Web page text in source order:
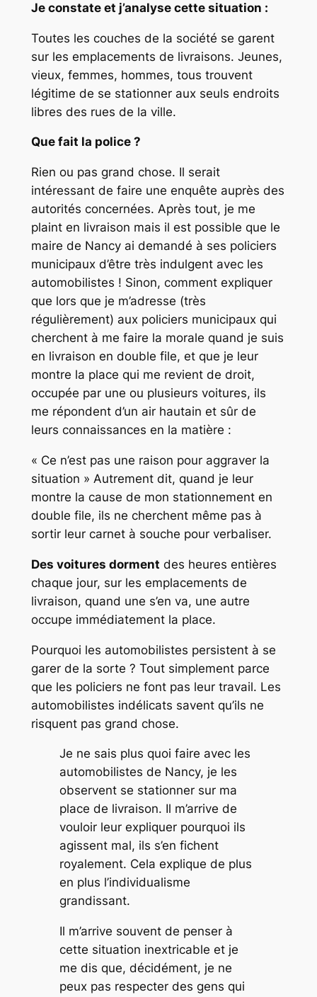
Je constate et j’analyse cette situation :
Toutes les couches de la société se garent
sur les emplacements de livraisons. Jeunes,
vieux, femmes, hommes, tous trouvent
légitime de se stationner aux seuls endroits
libres des rues de la ville.
Que fait la police ?
Rien ou pas grand chose. Il serait
intéressant de faire une enquête auprès des
autorités concernées. Après tout, je me
plaint en livraison mais il est possible que le
maire de Nancy ai demandé à ses policiers
municipaux d’être très indulgent avec les
automobilistes ! Sinon, comment expliquer
que lors que je m’adresse (très
régulièrement) aux policiers municipaux qui
cherchent à me faire la morale quand je suis
en livraison en double file, et que je leur
montre la place qui me revient de droit,
occupée par une ou plusieurs voitures, ils
me répondent d’un air hautain et sûr de
leurs connaissances en la matière :
« Ce n’est pas une raison pour aggraver la
situation » Autrement dit, quand je leur
montre la cause de mon stationnement en
double file, ils ne cherchent même pas à
sortir leur carnet à souche pour verbaliser.
Des voitures dorment des heures entières
chaque jour, sur les emplacements de
livraison, quand une s’en va, une autre
occupe immédiatement la place.
Pourquoi les automobilistes persistent à se
garer de la sorte ? Tout simplement parce
que les policiers ne font pas leur travail. Les
automobilistes indélicats savent qu’ils ne
risquent pas grand chose.
Je ne sais plus quoi faire avec les
automobilistes de Nancy, je les
observent se stationner sur ma
place de livraison. Il m’arrive de
vouloir leur expliquer pourquoi ils
agissent mal, ils s’en fichent
royalement. Cela explique de plus
en plus l’individualisme
grandissant.
Il m’arrive souvent de penser à
cette situation inextricable et je
me dis que, décidément, je ne
peux pas respecter des gens qui